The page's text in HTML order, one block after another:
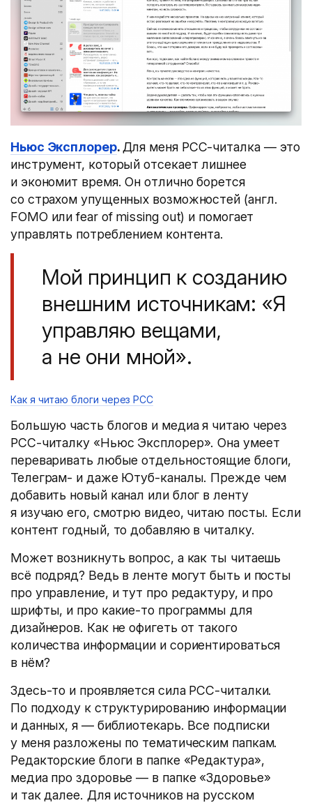
Ньюс Эксплорер.Для меня РСС-читалка — это
инструмент, который отсекает лишнее
и экономит время. Он отлично борется
со страхом упущенных возможностей (англ.
FOMO или fear of missing out) и помогает
управлять потреблением контента.
Мой принцип к созданию
внешним источникам: «Я
управляю вещами,
а не они мной».
Как я читаю блоги через РСС
Большую часть блогов и медиа я читаю через
РСС-читалку «Ньюс Эксплорер». Она умеет
переваривать любые отдельностоящие блоги,
Телеграм- и даже Ютуб-каналы. Прежде чем
добавить новый канал или блог в ленту
я изучаю его, смотрю видео, читаю посты. Если
контент годный, то добавляю в читалку.
Может возникнуть вопрос, а как ты читаешь
всё подряд? Ведь в ленте могут быть и посты
про управление, и тут про редактуру, и про
шрифты, и про какие-то программы для
дизайнеров. Как не офигеть от такого
количества информации и сориентироваться
в нём?
Здесь-то и проявляется сила РСС-читалки.
По подходу к структурированию информации
и данных, я — библиотекарь. Все подписки
у меня разложены по тематическим папкам.
Редакторские блоги в папке «Редактура»,
медиа про здоровье — в папке «Здоровье»
и так далее. Для источников на русском